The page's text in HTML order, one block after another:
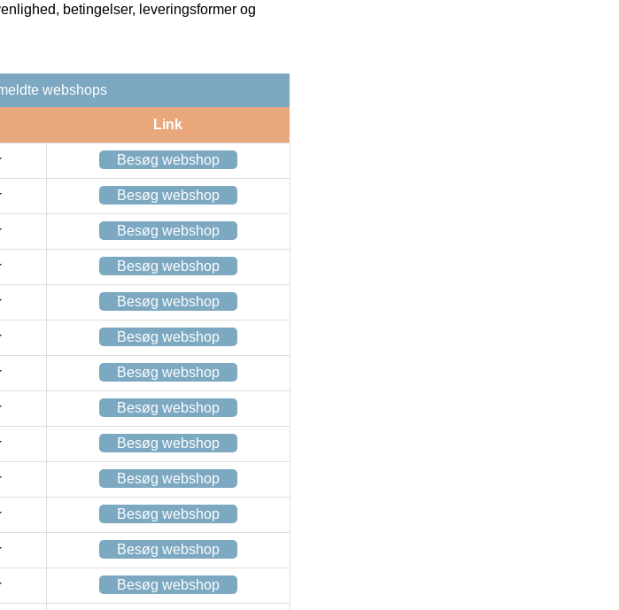
betingelser, leveringsformer og
webshops
Link
Besøg webshop
Besøg webshop
Besøg webshop
Besøg webshop
Besøg webshop
Besøg webshop
Besøg webshop
Besøg webshop
Besøg webshop
Besøg webshop
Besøg webshop
Besøg webshop
Besøg webshop